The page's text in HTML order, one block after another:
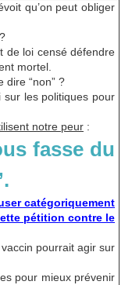
qu’on peut obliger
de loi censé défendre
mortel.
dire “non” ?
les politiques pour
notre peur :
fasse du
catégoriquement
pétition contre le
pourrait agir sur
pour mieux prévenir